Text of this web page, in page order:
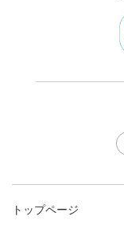
トップページ